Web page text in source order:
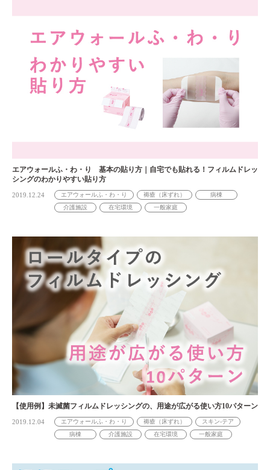
エアウォールふ・わ・り 基本の貼り方｜自宅でも貼れる！フィルムドレッ
シングのわかりやすい貼り方
2019.12.24 エアウォールふ・わ・り 褥瘡（床ずれ）
病棟
介護施設
在宅環境 一般家庭
【使用例】未滅菌フィルムドレッシングの、用途が広がる使い方10パターン
2019.12.04 エアウォールふ・わ・り 褥瘡（床ずれ）
スキン-テア
病棟
介護施設 在宅環境 一般家庭